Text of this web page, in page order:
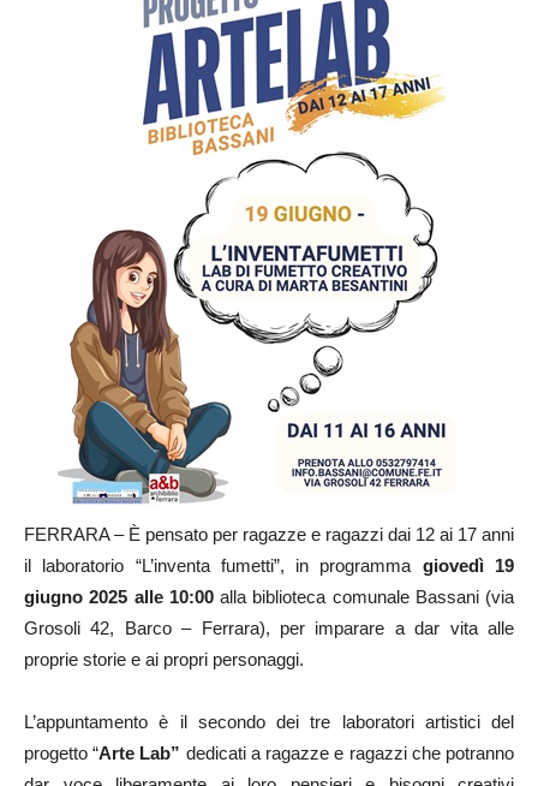
FERRARA – È pensato per ragazze e ragazzi dai 12 ai 17 anni
il laboratorio “L’inventa fumetti”, in programma giovedì 19
giugno 2025 alle 10:00alla biblioteca comunale Bassani (via
Grosoli 42, Barco – Ferrara), per imparare a dar vita alle
proprie storie e ai propri personaggi.
L’appuntamento è il secondo dei tre laboratori artistici del
progetto “Arte Lab” dedicati a ragazze e ragazzi che potranno